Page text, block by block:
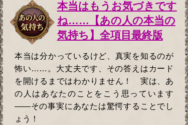
本当はもうお気づきです
ね……【あの人の本当の
気持ち】全項目最終版
本当は分かっているけど、真実を知るのが
怖い……。大丈夫です、その答えはカード
を開けるまではわかりません！ 実は、あ
の人はあなたのことをこう思っています
——その事実にあなたは驚愕することでし
ょう！